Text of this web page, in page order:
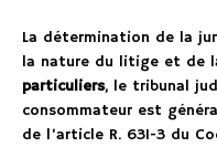
La détermination de la
la nature du litige et de
particuliers, le tribunal
consommateur est
de l’article R. 631-3 du